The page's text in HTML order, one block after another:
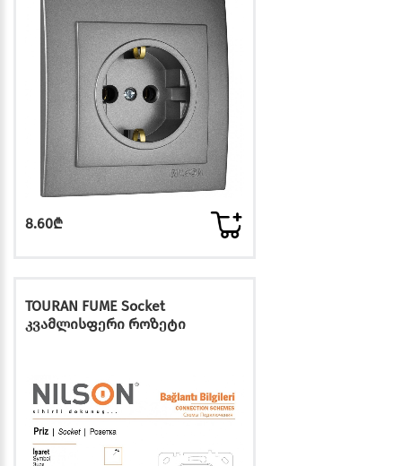
8.60₾
TOURAN FUME Socket
კვამლისფერი როზეტი